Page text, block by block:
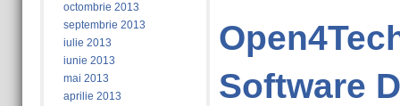
octombrie 2013
septembrie 2013
iulie 2013
iunie 2013
mai 2013
aprilie 2013
Software